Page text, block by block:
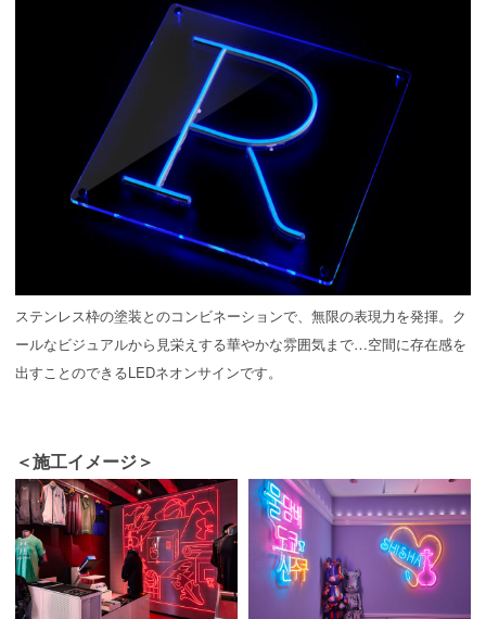
ステンレス枠の塗装とのコンビネーションで、無限の表現力を発揮。ク
ールなビジュアルから見栄えする華やかな雰囲気まで…空間に存在感を
出すことのできるLEDネオンサインです。
＜施工イメージ＞